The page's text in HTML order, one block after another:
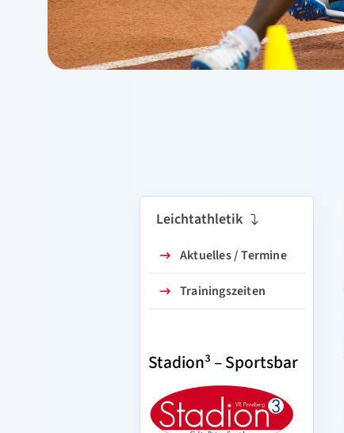
Leichtathletik
Aktuelles / Termine
Trainingszeiten
Stadion³ – Sportsbar